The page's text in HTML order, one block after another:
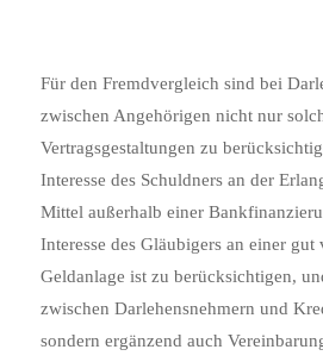
Für den Fremdvergleich sind bei
zwischen Angehörigen nicht nur
Vertragsgestaltungen zu
Interesse des Schuldners an der
Mittel außerhalb einer
Interesse des Gläubigers an einer gut
Geldanlage ist zu berücksichtigen,
zwischen Darlehensnehmern und
sondern ergänzend auch